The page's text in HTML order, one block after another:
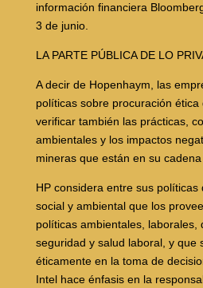
información financiera
3 de junio.
LA PARTE PÚBLICA DE LO
A decir de Hopenhaym, las
políticas sobre procuración
verificar también las prácticas,
ambientales y los impactos
mineras que están en su cadena
HP considera entre sus políticas
social y ambiental que los
políticas ambientales, laborales,
seguridad y salud laboral, y que
éticamente en la toma de
Intel hace énfasis en la